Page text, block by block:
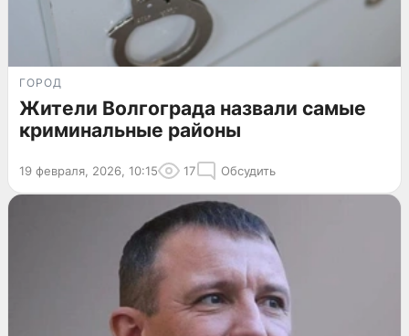
ГОРОД
Жители Волгограда назвали самые
криминальные районы
19 февраля, 2026, 10:15 17 Обсудить